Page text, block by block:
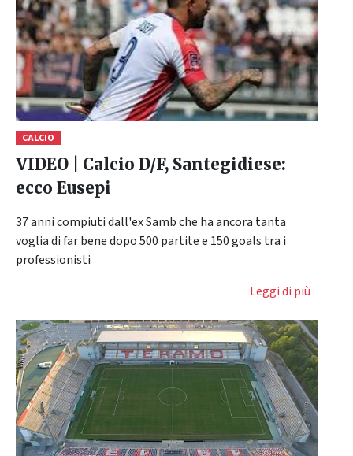
CALCIO
VIDEO | Calcio D/F, Santegidiese:
ecco Eusepi
37 anni compiuti dall'ex Samb che ha ancora tanta
voglia di far bene dopo 500 partite e 150 goals tra i
professionisti
Leggi di più